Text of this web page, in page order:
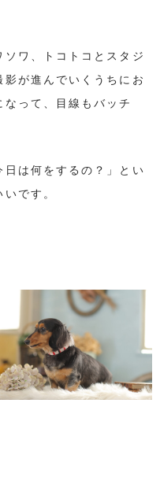
ワ、トコトコとスタジ
が進んでいくうちにお
って、目線もバッチ
は何をするの？」とい
です。